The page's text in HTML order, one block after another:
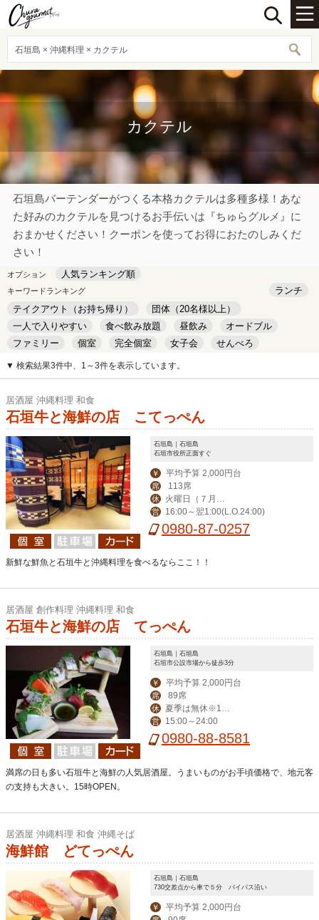
石垣島 × 沖縄料理 × カクテル
カクテル
石垣島バーテンダーがつくる本格カクテルは多種多様！あな
た好みのカクテルを見つけるお手伝いは『ちゅらグルメ』に
おまかせください！クーポンを使ってお得におたのしみくだ
さい！
オプション 人気ランキング順
キーワードランキング
ランチ
テイクアウト（お持ち帰り）
団体（20名様以上）
一人で入りやすい
食べ飲み放題 昼飲み
オードブル
ファミリー
個室 完全個室 女子会
せんべろ
キッズルーム
安い デート
▼ 検索結果3件中、1～3件を表示しています。
居酒屋 沖縄料理 和食
石垣牛と海鮮の店 こてっぺん
石垣島｜石垣島
石垣市役所正面すぐ
￥ 平均予算 2,000円台
席 113席
休
り無休）
営 16:00～翌1:00(L.O.24:00)
0980-87-0257
新鮮な鮮魚と石垣牛と沖縄料理を食べるならここ！！
居酒屋 創作料理 沖縄料理 和食
石垣牛と海鮮の店 てっぺん
石垣島｜石垣島
石垣市公設市場から徒歩3分
￥ 平均予算 2,000円台
席 89席
休
月～毎週水曜定休
営 15:00～24:00
0980-88-8581
満席の日も多い石垣牛と海鮮の人気居酒屋。うまいものがお手頃価格で、地元客
の支持も大きい。15時OPEN。
居酒屋 沖縄料理 和食 沖縄そば
海鮮館 どてっぺん
石垣島｜石垣島
730交差点から車で５分 バイパス沿い
￥ 平均予算 2,000円台